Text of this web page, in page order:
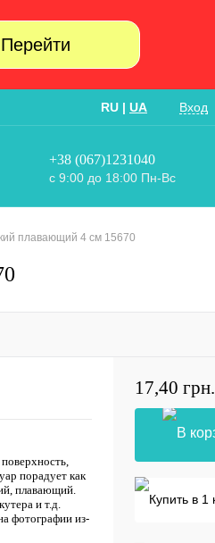
Перейти
RU | UA Вход
+38 (067)1231040
с 9:00 до 18:00 Пн-Вс
плавающий 4 см 15670
порадует как
плавающий.
и т.д.
фотографии из-
17,40 грн.